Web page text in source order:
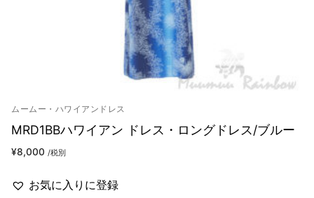
ムームー・ハワイアンドレス
MRD1BBハワイアン ドレス・ロングドレス/ブルー
¥8,000 /税別
お気に入りに登録